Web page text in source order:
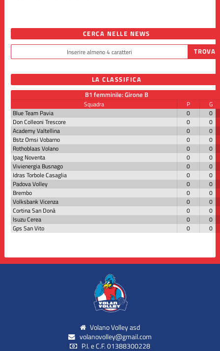
CERCA NELLE NEWS
LA CLASSIFICA
B1 femminile: Girone B
Squadra P
G
Blue Team Pavia
0
0
Don Colleoni Trescore
0
0
Academy Valtellina
0
0
Bstz Omsi Vobarno
0
0
Rothoblaas Volano
0
0
Ipag Noventa
0
0
Vivienergia Busnago
0
0
Idras Torbole Casaglia
0
0
Padova Volley
0
0
Brembo
0
0
Volksbank Vicenza
0
0
Cortina San Donà
0
0
Isuzu Cerea
0
0
Gps San Vito
0 0
Volano Volley asd
volanovolley@gmail.com
P.I. e C.F. 01388300228